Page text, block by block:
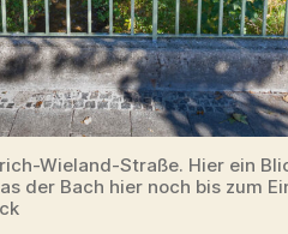
Wieland-Straße. Hier ein
der Bach hier noch bis zum